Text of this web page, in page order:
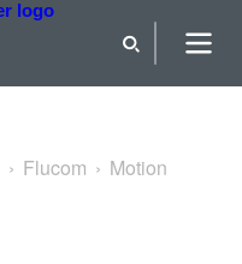
Flucom
Motion